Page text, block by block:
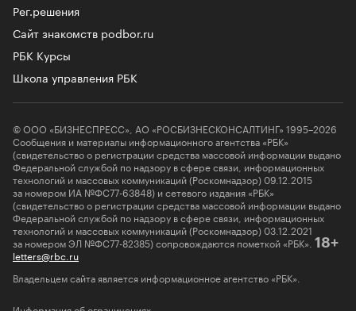
Рег.решения
Сайт знакомств podbor.ru
РБК Курсы
Школа управления РБК
© ООО «БИЗНЕСПРЕСС», АО «РОСБИЗНЕСКОНСАЛТИНГ» 1995–2026
Сообщения и материалы информационного агентства «РБК»
(свидетельство о регистрации средства массовой информации выдано
Федеральной службой по надзору в сфере связи, информационных
технологий и массовых коммуникаций (Роскомнадзор) 09.12.2015
за номером ИА №ФС77-63848) и сетевого издания «РБК»
(свидетельство о регистрации средства массовой информации выдано
Федеральной службой по надзору в сфере связи, информационных
технологий и массовых коммуникаций (Роскомнадзор) 03.12.2021
за номером ЭЛ №ФС77-82385) сопровождаются пометкой «РБК». 18+
letters@rbc.ru
Владельцем сайта является информационное агентство «РБК».